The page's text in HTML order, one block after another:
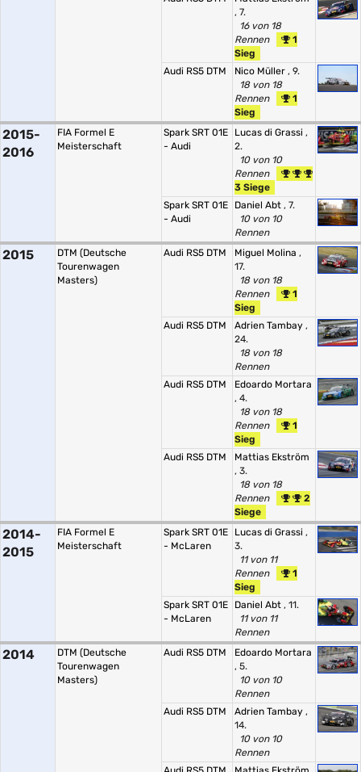
, 7.
16 von 18
Rennen
1
Sieg
Audi RS5 DTM
Nico Müller , 9.
18 von 18
Rennen
1
Sieg
2015-
2016
FIA Formel E
Meisterschaft
Spark SRT 01E
- Audi
Lucas di Grassi ,
2.
10 von 10
Rennen
3 Siege
Spark SRT 01E
- Audi
Daniel Abt , 7.
10 von 10
Rennen
2015
DTM (Deutsche
Tourenwagen
Masters)
Audi RS5 DTM Miguel Molina ,
17.
18 von 18
Rennen
1
Sieg
Audi RS5 DTM
Adrien Tambay ,
24.
18 von 18
Rennen
Audi RS5 DTM
Edoardo Mortara
, 4.
18 von 18
Rennen
1
Sieg
Audi RS5 DTM
Mattias Ekström
, 3.
18 von 18
Rennen
2
Siege
2014-
2015
FIA Formel E
Meisterschaft
Spark SRT 01E
- McLaren
Lucas di Grassi ,
3.
11 von 11
Rennen
1
Sieg
Spark SRT 01E
- McLaren
Daniel Abt , 11.
11 von 11
Rennen
2014
DTM (Deutsche
Tourenwagen
Masters)
Audi RS5 DTM
Edoardo Mortara
, 5.
10 von 10
Rennen
Audi RS5 DTM
Adrien Tambay ,
14.
10 von 10
Rennen